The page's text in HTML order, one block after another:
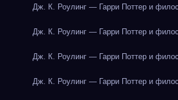
Дж. К. Роулинг — Гарри Поттер и
Дж. К. Роулинг — Гарри Поттер и
Дж. К. Роулинг — Гарри Поттер и
Дж. К. Роулинг — Гарри Поттер и